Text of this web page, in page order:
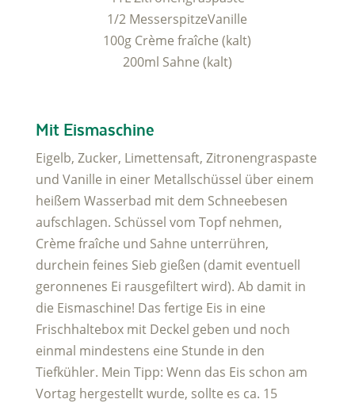
1/2 MesserspitzeVanille
100g Crème fraîche (kalt)
200ml Sahne (kalt)
Mit Eismaschine
Eigelb, Zucker, Limettensaft, Zitronengraspaste
und Vanille in einer Metallschüssel über einem
heißem Wasserbad mit dem Schneebesen
aufschlagen. Schüssel vom Topf nehmen,
Crème fraîche und Sahne unterrühren,
durchein feines Sieb gießen (damit eventuell
geronnenes Ei rausgefiltert wird). Ab damit in
die Eismaschine! Das fertige Eis in eine
Frischhaltebox mit Deckel geben und noch
einmal mindestens eine Stunde in den
Tiefkühler. Mein Tipp: Wenn das Eis schon am
Vortag hergestellt wurde, sollte es ca. 15